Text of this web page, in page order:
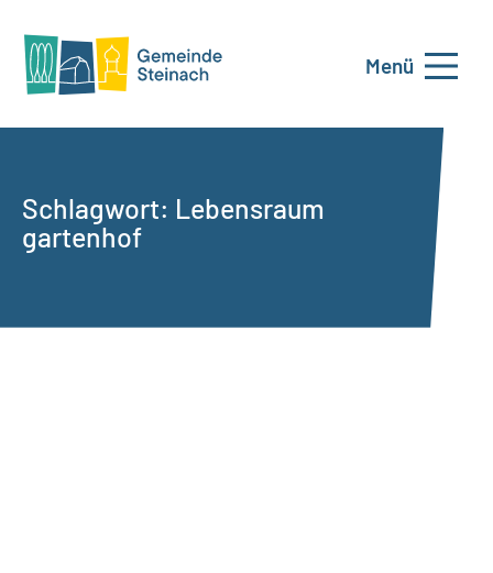
Menü
Schlagwort: Lebensraum
gartenhof